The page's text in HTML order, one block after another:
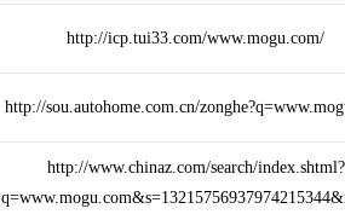
http://icp.tui33.com/www.mogu.com/
http://sou.autohome.com.cn/
http://www.chinaz.com/search/index.shtml?